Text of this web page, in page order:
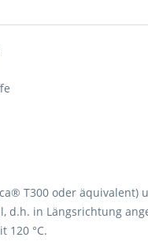
T300 oder äquivalent)
d.h. in Längsrichtung
120 °C.